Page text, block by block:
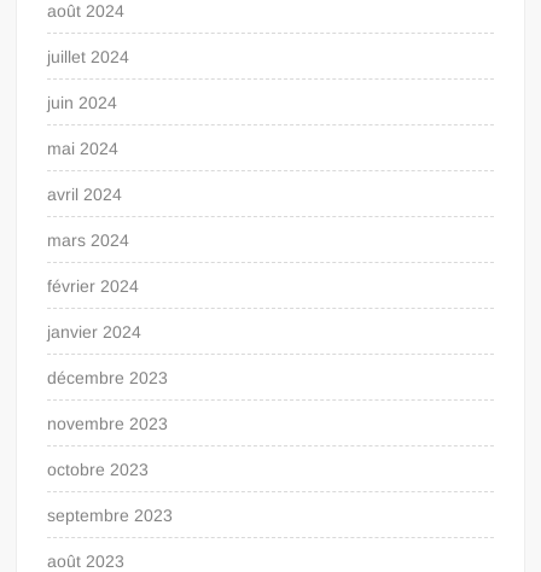
août 2024
juillet 2024
juin 2024
mai 2024
avril 2024
mars 2024
février 2024
janvier 2024
décembre 2023
novembre 2023
octobre 2023
septembre 2023
août 2023